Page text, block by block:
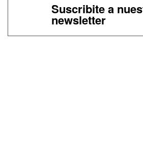
Suscribite a
newsletter